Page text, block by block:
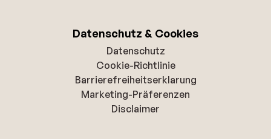
Datenschutz & Cookies
Datenschutz
Cookie-Richtlinie
Barrierefreiheitserklarung
Marketing-Präferenzen
Disclaimer